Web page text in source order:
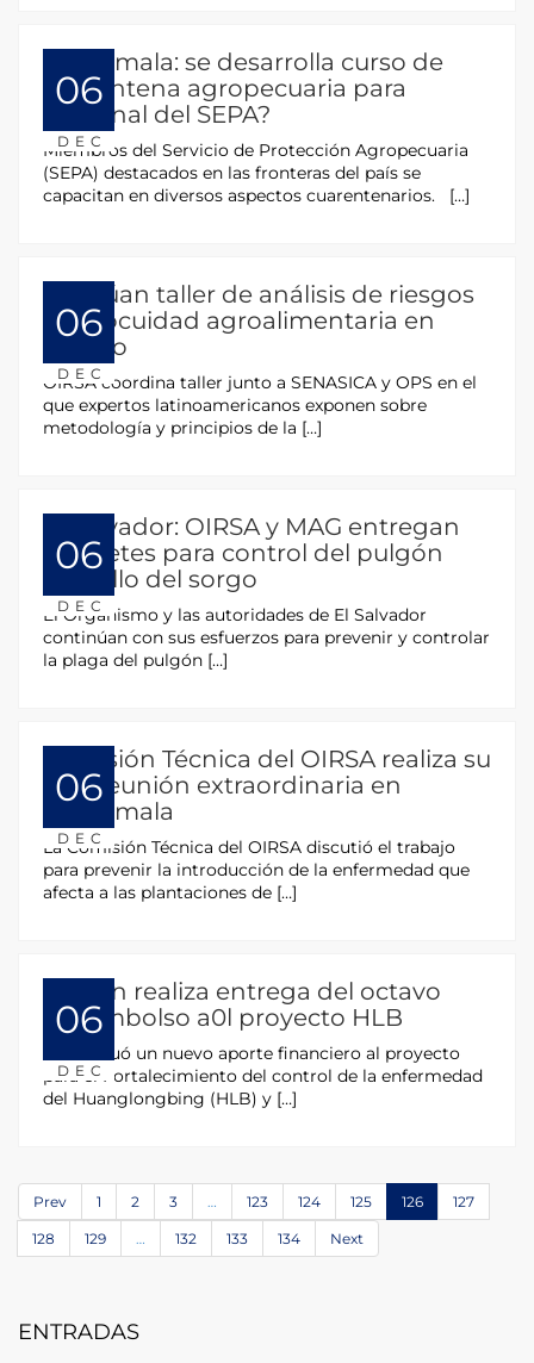
06
DEC
Guatemala: se desarrolla curso de
cuarentena agropecuaria para
personal del SEPA?
Miembros del Servicio de Protección Agropecuaria
(SEPA) destacados en las fronteras del país se
capacitan en diversos aspectos cuarentenarios. […]
06
DEC
Efectúan taller de análisis de riesgos
en inocuidad agroalimentaria en
México
OIRSA coordina taller junto a SENASICA y OPS en el
que expertos latinoamericanos exponen sobre
metodología y principios de la […]
06
DEC
El Salvador: OIRSA y MAG entregan
paquetes para control del pulgón
amarillo del sorgo
El Organismo y las autoridades de El Salvador
continúan con sus esfuerzos para prevenir y controlar
la plaga del pulgón […]
06
DEC
Comisión Técnica del OIRSA realiza su
XXV reunión extraordinaria en
Guatemala
La Comisión Técnica del OIRSA discutió el trabajo
para prevenir la introducción de la enfermedad que
afecta a las plantaciones de […]
06
DEC
Taiwán realiza entrega del octavo
desembolso a0l proyecto HLB
Se efectuó un nuevo aporte financiero al proyecto
para el Fortalecimiento del control de la enfermedad
del Huanglongbing (HLB) y […]
Prev 1 2 3 … 123 124 125 126 127
128 129 … 132 133 134 Next
ENTRADAS